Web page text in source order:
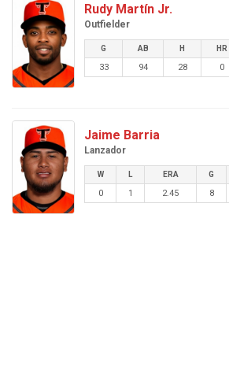
Rudy Martín Jr.
Outfielder
G AB H HR
33 94 28 0
Jaime Barria
Lanzador
W L ERA G
0 1 2.45 8